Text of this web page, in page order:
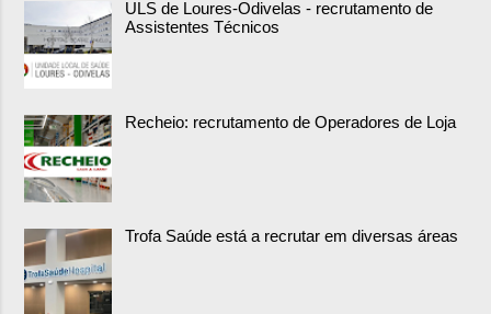
ULS de Loures-Odivelas - recrutamento de
Assistentes Técnicos
Recheio: recrutamento de Operadores de Loja
Trofa Saúde está a recrutar em diversas áreas